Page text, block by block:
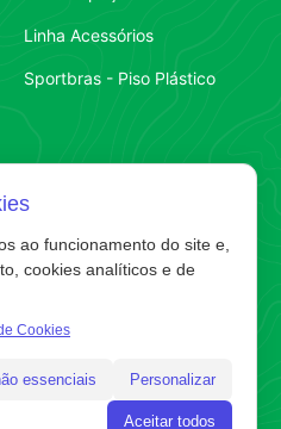
Linha Acessórios
Sportbras - Piso Plástico
Contato
(49) 3323-7484Contato
reservados.
Dubinfo Tecnologia
ao funcionamento do site e,
cookies analíticos e de
Cookies
essenciais Personalizar
Aceitar todos